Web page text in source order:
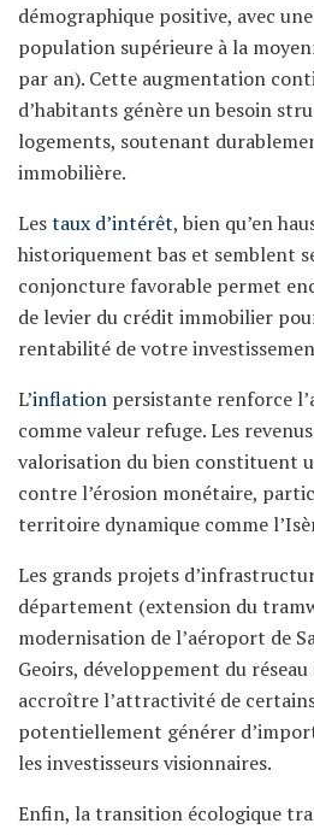
démographique positive, avec
population supérieure à la
par an). Cette augmentation
d’habitants génère un besoin
logements, soutenant
immobilière.
Lestaux d’intérêt, bien qu’en
historiquement bas et semblent
conjoncture favorable permet
de levier du crédit immobilier
rentabilité de votre
L’inflation persistante renforce
comme valeur refuge. Les
valorisation du bien constituent
contre l’érosion monétaire,
territoire dynamique comme
Les grands projets
département (extension du
modernisation de l’aéroport de
Geoirs, développement du
accroître l’attractivité de
potentiellement générer
les investisseurs visionnaires.
Enfin, la transition écologique